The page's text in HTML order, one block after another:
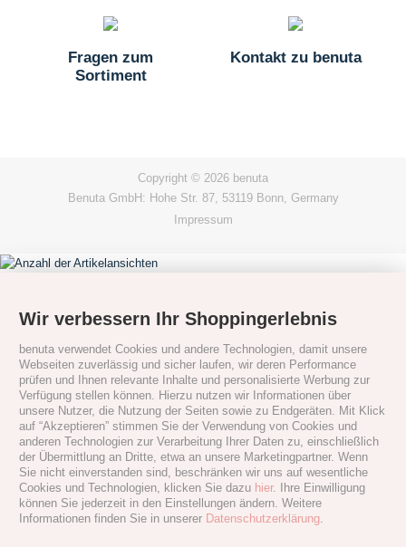
Fragen zum
Sortiment
Kontakt zu benuta
Copyright © 2026 benuta
Benuta GmbH: Hohe Str. 87, 53119 Bonn, Germany
Impressum
Wir verbessern Ihr Shoppingerlebnis
benuta verwendet Cookies und andere Technologien, damit unsere
Webseiten zuverlässig und sicher laufen, wir deren Performance
prüfen und Ihnen relevante Inhalte und personalisierte Werbung zur
Verfügung stellen können. Hierzu nutzen wir Informationen über
unsere Nutzer, die Nutzung der Seiten sowie zu Endgeräten. Mit Klick
auf “Akzeptieren” stimmen Sie der Verwendung von Cookies und
anderen Technologien zur Verarbeitung Ihrer Daten zu, einschließlich
der Übermittlung an Dritte, etwa an unsere Marketingpartner. Wenn
Sie nicht einverstanden sind, beschränken wir uns auf wesentliche
Cookies und Technologien, klicken Sie dazu hier. Ihre Einwilligung
können Sie jederzeit in den Einstellungen ändern. Weitere
Informationen finden Sie in unserer Datenschutzerklärung.